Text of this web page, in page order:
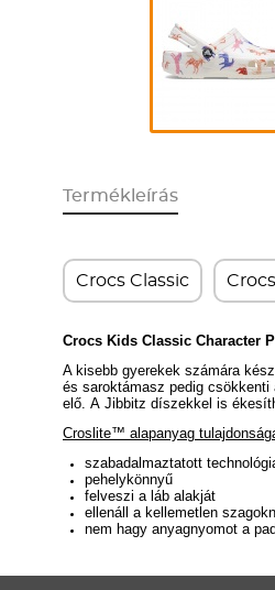
Termékleírás
Crocs Classic
Crocs Kids Classic Character
A kisebb gyerekek számára
és saroktámasz pedig
elő. A Jibbitz díszekkel is
Croslite™ alapanyag
szabadalmaztatott
pehelykönnyű
felveszi a láb alakját
ellenáll a kellemetlen
nem hagy anyagnyomot a